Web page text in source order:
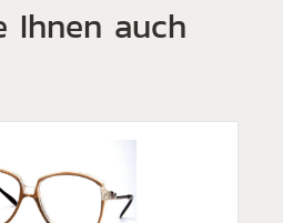
Ihnen auch